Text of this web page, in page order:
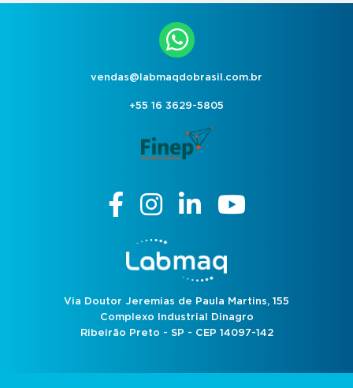
vendas@labmaqdobrasil.com.br
+55 16 3629-5805
Via Doutor Jeremias de Paula Martins, 155
Complexo Industrial Dinagro
Ribeirão Preto - SP - CEP 14097-142